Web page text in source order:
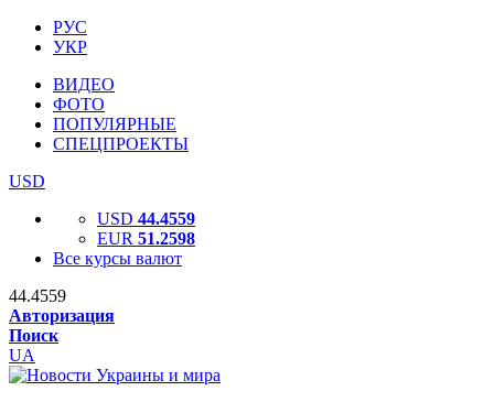
РУС
УКР
ВИДЕО
ФОТО
ПОПУЛЯРНЫЕ
СПЕЦПРОЕКТЫ
USD
USD 44.4559
EUR 51.2598
Все курсы валют
44.4559
Авторизация
Поиск
UA